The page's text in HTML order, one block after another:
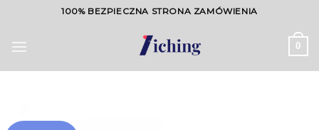
content
100% BEZPIECZNA STRONA ZAMÓWIENIA
0